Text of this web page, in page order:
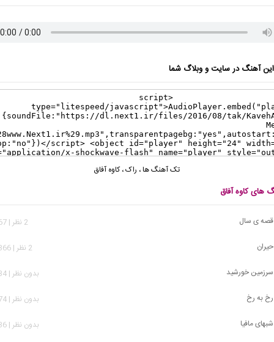
آهنگ در سایت و وبلاگ شما
تک آهنگ ها، راک،کاوه آفاق
های کاوه آفاق
قصه ی سال
2 نظر | 6,667 بازدید
2 نظر | 28,366 بازدید
سرزمین خورشید
بدون نظر | 1,634 بازدید
رخ به رخ
بدون نظر | 1,974 بازدید
مافیا
بدون نظر | 2,936 بازدید